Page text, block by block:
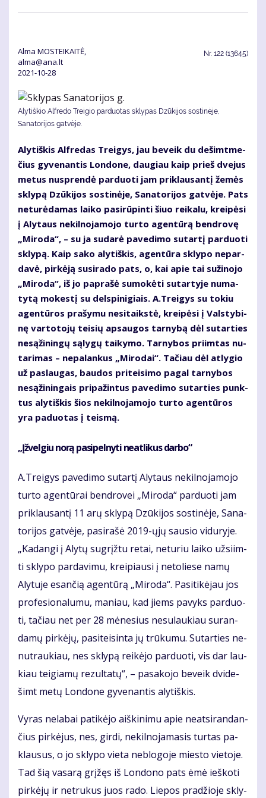
Alma MOSTEIKAITĖ,
alma@ana.lt
2021-10-28
Nr. 122 (13645)
Alytiškio Alfredo Treigio parduotas sklypas Dzūkijos sostinėje,
Sanatorijos gatvėje.
Aly­tiš­kis Al­fre­das Trei­gys, jau be­veik du de­šimt­me­
čius gy­ve­nan­tis Lon­do­ne, dau­giau kaip prieš dve­jus
me­tus nu­spren­dė par­duo­ti jam pri­klau­san­tį že­mės
skly­pą Dzū­ki­jos sos­ti­nė­je, Sa­na­to­ri­jos gat­vė­je. Pats
ne­tu­rė­da­mas lai­ko pa­si­rū­pin­ti šiuo rei­ka­lu, krei­pė­si
į Aly­taus ne­kil­no­ja­mo­jo tur­to agen­tū­rą ben­dro­vę
„Mi­ro­da“, – su ja su­da­rė pa­ve­di­mo su­tar­tį par­duo­ti
skly­pą. Kaip sa­ko aly­tiš­kis, agen­tū­ra skly­po ne­par­
da­vė, pir­kė­ją su­si­ra­do pats, o, kai apie tai su­ži­no­jo
„Mi­ro­da“, iš jo pa­pra­šė su­mo­kė­ti su­tar­ty­je nu­ma­
ty­tą mo­kes­tį su dels­pi­ni­giais. A.Trei­gys su to­kiu
agen­tū­ros pra­šy­mu ne­si­taiks­tė, krei­pė­si į Vals­ty­bi­
nę var­to­to­jų tei­sių ap­sau­gos tar­ny­bą dėl su­tar­ties
ne­są­ži­nin­gų są­ly­gų tai­ky­mo. Tar­ny­bos pri­im­tas nu­
ta­ri­mas – ne­pa­lan­kus „Mi­ro­dai“. Ta­čiau dėl at­ly­gio
už pa­slau­gas, bau­dos pri­tei­si­mo pa­gal tar­ny­bos
ne­są­ži­nin­gais pri­pa­žin­tus pa­ve­di­mo su­tar­ties punk­
tus aly­tiš­kis šios ne­kil­no­ja­mo­jo tur­to agen­tū­ros
yra pa­duo­tas į teis­mą.
„Įžvel­giu no­rą pa­si­pel­ny­ti ne­at­li­kus dar­bo“
A.Trei­gys pa­ve­di­mo su­tar­tį Aly­taus ne­kil­no­ja­mo­jo
tur­to agen­tū­rai ben­dro­vei „Mi­ro­da“ par­duo­ti jam
pri­klau­san­tį 11 arų skly­pą Dzū­ki­jos sos­ti­nė­je, Sa­na­
to­ri­jos gat­vė­je, pa­si­ra­šė 2019-ųjų sau­sio vi­du­ry­je.
„Ka­dan­gi į Aly­tų su­grįž­tu re­tai, ne­tu­riu lai­ko už­si­im­
ti skly­po par­da­vi­mu, krei­piau­si į ne­to­lie­se na­mų
Aly­tu­je esan­čią agen­tū­rą „Mi­ro­da“. Pa­si­ti­kė­jau jos
pro­fe­sio­na­lu­mu, ma­niau, kad jiems pa­vyks par­duo­
ti, ta­čiau net per 28 mė­ne­sius ne­su­lau­kiau su­ran­
da­mų pir­kė­jų, pa­si­tei­sin­ta jų trū­ku­mu. Su­tar­ties ne­
nu­trau­kiau, nes skly­pą rei­kė­jo par­duo­ti, vis dar lau­
kiau tei­gia­mų re­zul­ta­tų“, – pa­sa­ko­jo be­veik dvi­de­
šimt me­tų Lon­do­ne gy­ve­nan­tis aly­tiš­kis.
Vy­ras ne­la­bai pa­ti­kė­jo aiš­ki­ni­mu apie ne­at­si­ran­dan­
čius pir­kė­jus, nes, gir­di, ne­kil­no­ja­ma­sis tur­tas pa­
klau­sus, o jo skly­po vie­ta ne­blo­go­je mies­to vie­to­je.
Tad šią va­sa­rą grį­žęs iš Lon­do­no pats ėmė ieš­ko­ti
pir­kė­jų ir ne­tru­kus juos ra­do. Lie­pos pra­džio­je skly­